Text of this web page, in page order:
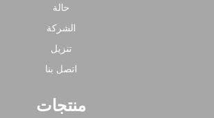
حالة
الشركة
تنزيل
اتصل بنا
منتجات